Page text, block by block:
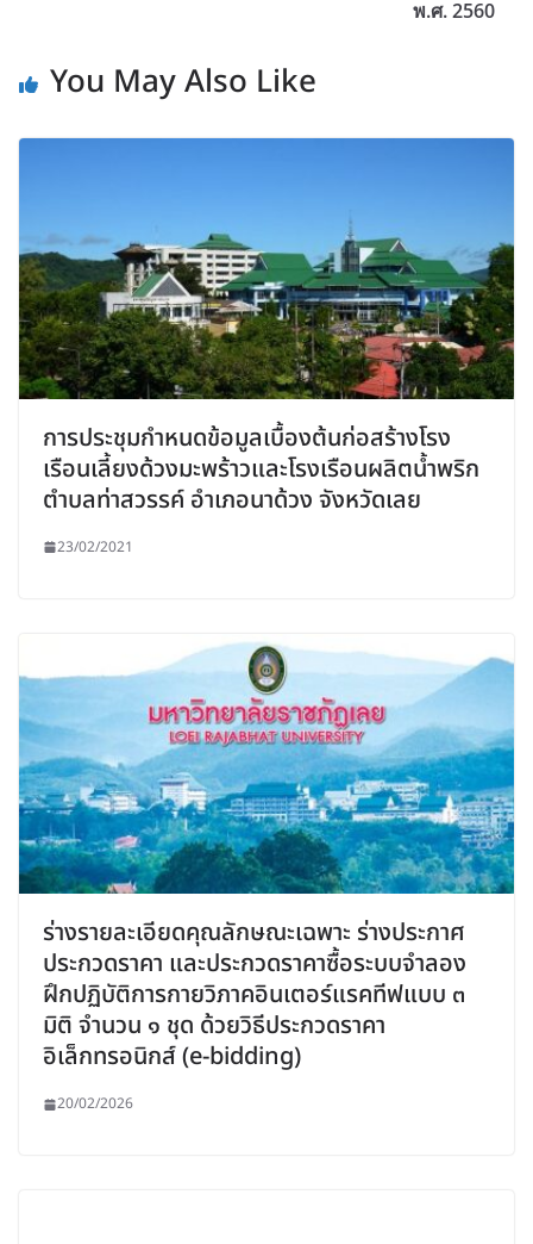
พ.ศ. 2560
You May Also Like
การประชุมกำหนดข้อมูลเบื้องต้นก่อสร้างโรง
เรือนเลี้ยงด้วงมะพร้าวและโรงเรือนผลิตน้ำพริก
ตำบลท่าสวรรค์ อำเภอนาด้วง จังหวัดเลย
23/02/2021
ร่างรายละเอียดคุณลักษณะเฉพาะ ร่างประกาศ
ประกวดราคา และประกวดราคาซื้อระบบจำลอง
ฝึกปฏิบัติการกายวิภาคอินเตอร์แรคทีฟแบบ ๓
มิติ จำนวน ๑ ชุด ด้วยวิธีประกวดราคา
อิเล็กทรอนิกส์ (e-bidding)
20/02/2026